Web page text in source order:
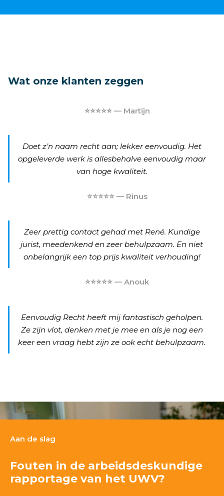
Wat onze klanten zeggen
⭐⭐⭐⭐⭐ — Martijn
Doet z’n naam recht aan; lekker eenvoudig. Het
opgeleverde werk is allesbehalve eenvoudig maar
van hoge kwaliteit.
⭐⭐⭐⭐⭐ — Rinus
Zeer prettig contact gehad met René. Kundige
jurist, meedenkend en zeer behulpzaam. En niet
onbelangrijk een top prijs kwaliteit verhouding!
⭐⭐⭐⭐⭐ — Anouk
Eenvoudig Recht heeft mij fantastisch geholpen.
Ze zijn vlot, denken met je mee en als je nog een
keer een vraag hebt zijn ze ook echt behulpzaam.
Aan de slag
Fouten in de arbeidsdeskundige
rapportage van het UWV?